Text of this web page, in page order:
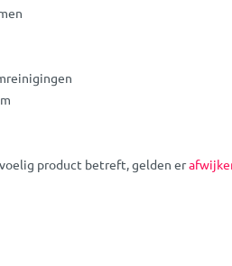
product betreft, gelden er